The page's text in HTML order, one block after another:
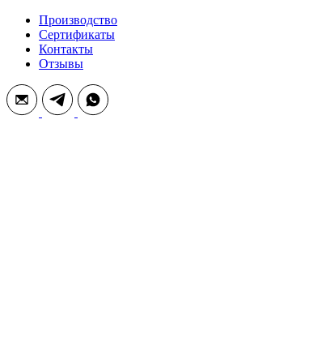
Производство
Сертификаты
Контакты
Отзывы